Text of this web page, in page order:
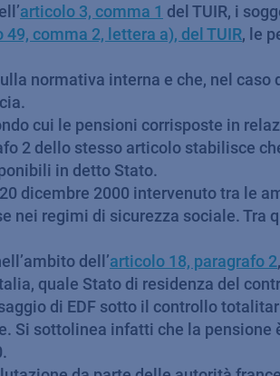
articolo 3, comma 1 del TUIR, i
49, comma 2, lettera a), del TUIR, le
normativa interna e che, nel
cui le pensioni corrisposte in
2 dello stesso articolo stabilisce
in detto Stato.
dicembre 2000 intervenuto tra le
nei regimi di sicurezza sociale. Tra
dell’articolo 18, paragrafo 2
quale Stato di residenza del
di EDF sotto il controllo
Si sottolinea infatti che la pensione